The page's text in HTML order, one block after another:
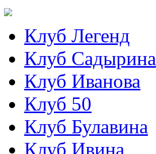
Клуб Легенд
Клуб Садырина
Клуб Иванова
Клуб 50
Клуб Булавина
Клуб Ивина